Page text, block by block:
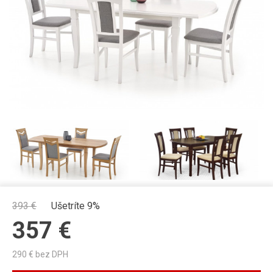
393€ Ušetríte 9%
357 €
290 € bez DPH